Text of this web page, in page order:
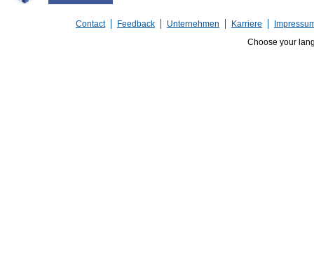
Contact Feedback Unternehmen Karriere
Choose your